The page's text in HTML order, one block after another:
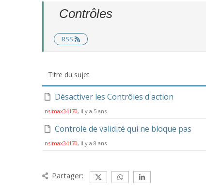
Contrôles
RSS
Titre du sujet
Désactiver les Contrôles d'action
nsimax34170, Il y a 5 ans
Controle de validité qui ne bloque pas
nsimax34170, Il y a 8 ans
Partager: